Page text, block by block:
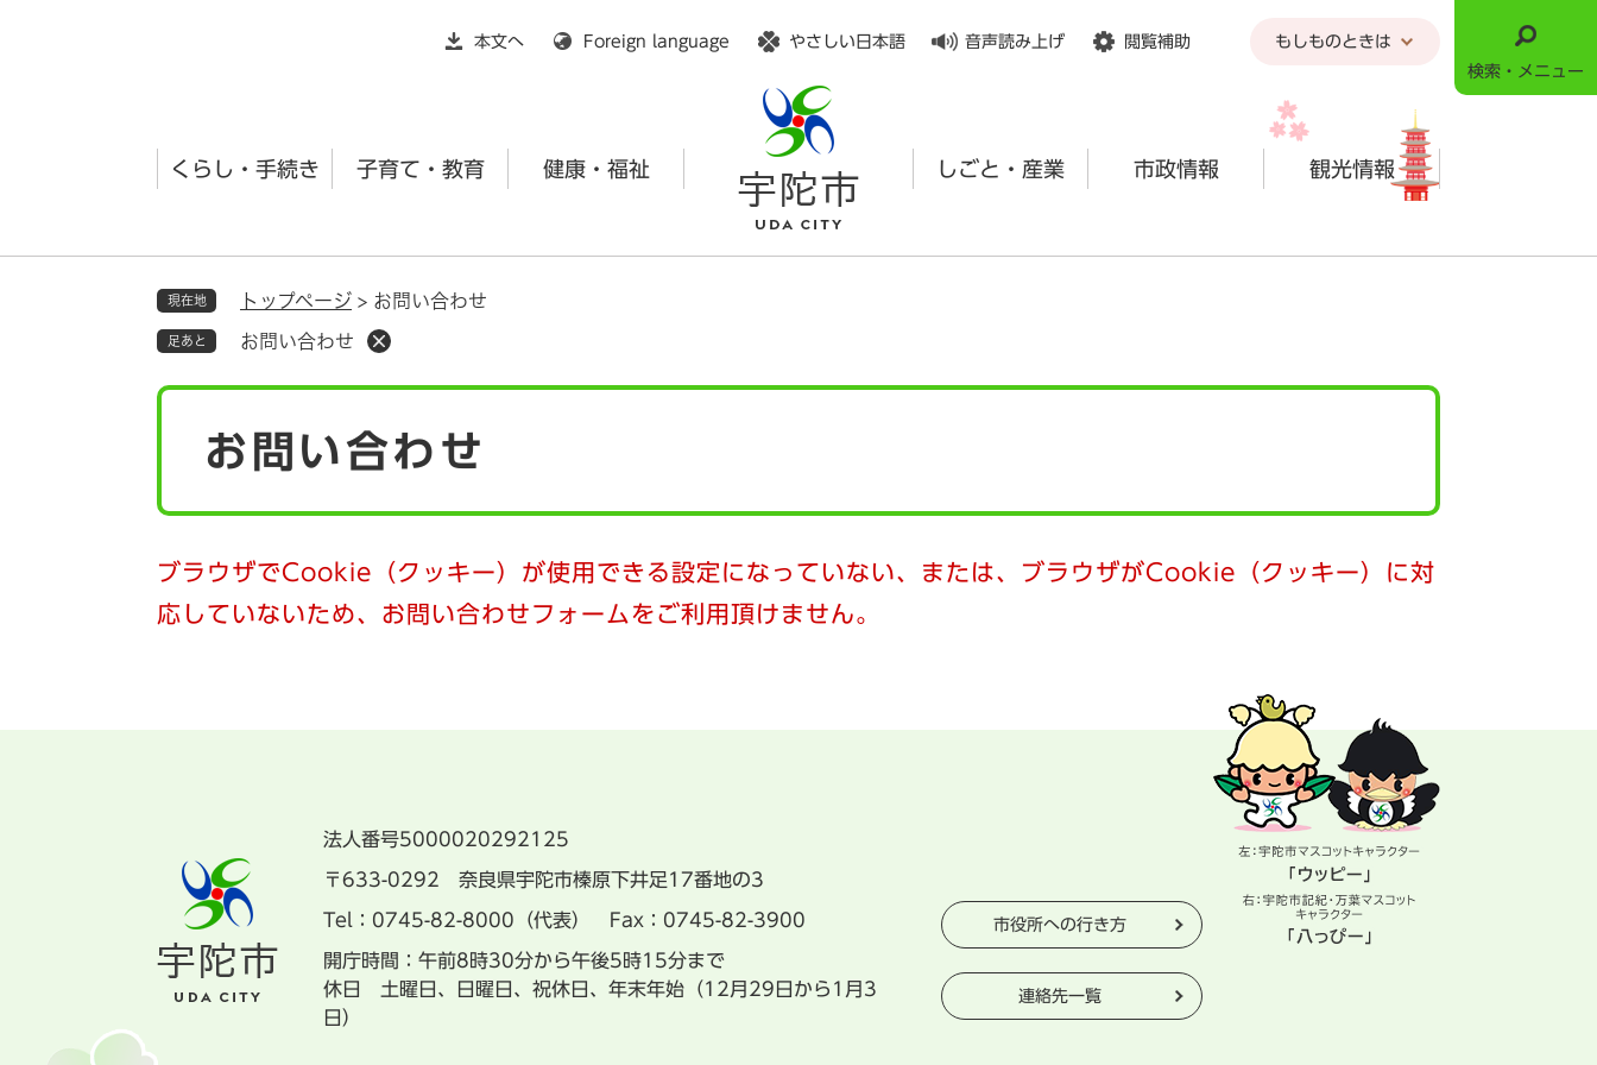
本文へ
Foreign language やさしい日本語 音声読み上げ 閲覧補助 もしものときは
くらし・手続き 子育て・教育 健康・福祉 しごと・産業 市政情報 観光情報
検索・メニュー
現在地 トップページ > お問い合わせ
足あと お問い合わせ
お問い合わせ
ブラウザでCookie（クッキー）が使用できる設定になっていない、または、ブラウザがCookie（クッキー）に対
応していないため、お問い合わせフォームをご利用頂けません。
法人番号5000020292125
〒633-0292 奈良県宇陀市榛原下井足17番地の3
Tel：0745-82-8000（代表） Fax：0745-82-3900
開庁時間：午前8時30分から午後5時15分まで
休日 土曜日、日曜日、祝休日、年末年始（12月29日から1月3
日）
市役所への行き方
連絡先一覧